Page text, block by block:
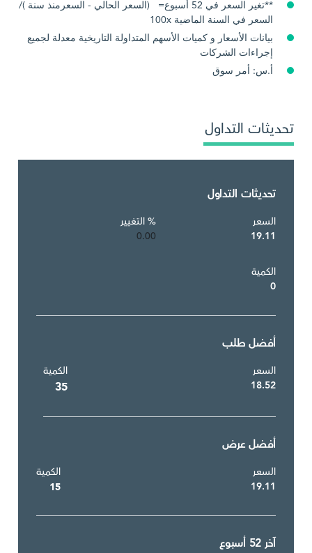
**تغير السعر في 52 أسبوع= (السعر الحالي - السعرمنذ سنة )/
السعر في السنة الماضية 100x
بيانات الأسعار و كميات الأسهم المتداولة التاريخية معدلة لجميع
إجراءات الشركات
أ.س: أمر سوق
تحديثات التداول
تحديثات التداول
السعر
19.11
% التغيير
0.00
الكمية
0
أفضل طلب
السعر
18.52
الكمية
35
أفضل عرض
السعر
19.11
الكمية
15
آخر 52 أسبوع